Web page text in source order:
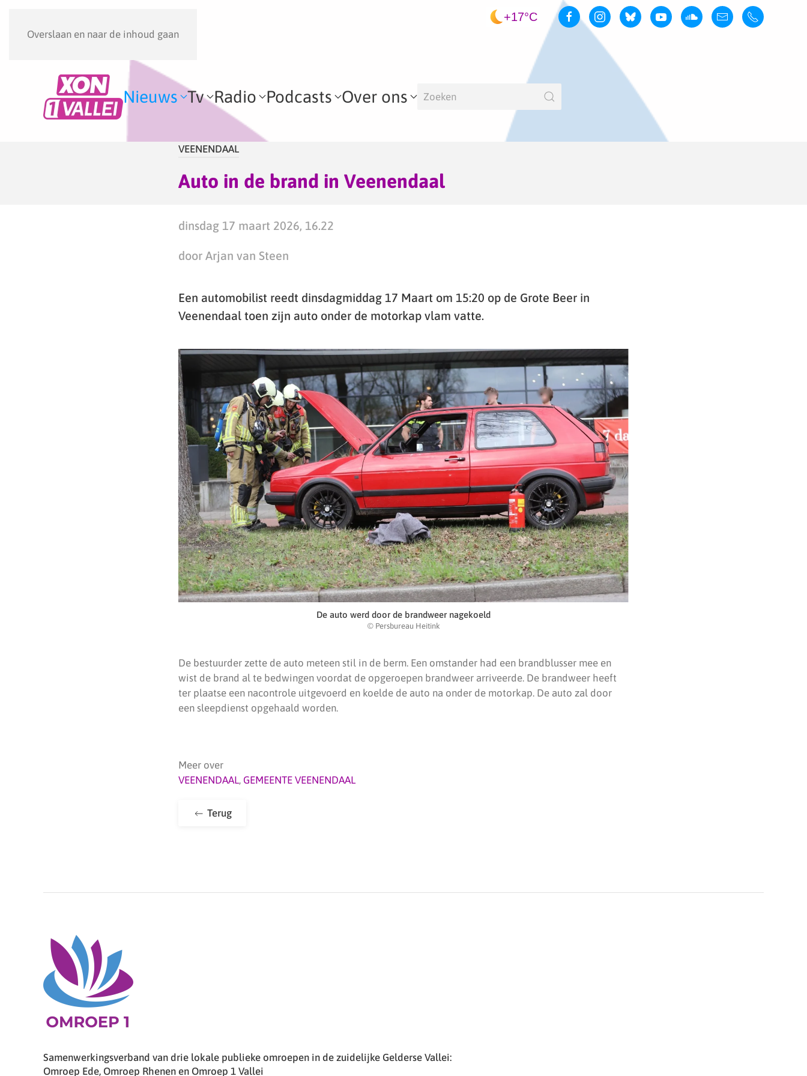
Overslaan en naar de inhoud gaan
+17°C
Nieuws Tv Radio Podcasts Over ons
VEENENDAAL
Auto in de brand in Veenendaal
dinsdag 17 maart 2026, 16.22
door Arjan van Steen
Een automobilist reedt dinsdagmiddag 17 Maart om 15:20 op de Grote Beer in
Veenendaal toen zijn auto onder de motorkap vlam vatte.
De auto werd door de brandweer nagekoeld
© Persbureau Heitink
De bestuurder zette de auto meteen stil in de berm. Een omstander had een brandblusser mee en
wist de brand al te bedwingen voordat de opgeroepen brandweer arriveerde. De brandweer heeft
ter plaatse een nacontrole uitgevoerd en koelde de auto na onder de motorkap. De auto zal door
een sleepdienst opgehaald worden.
Meer over
VEENENDAAL, GEMEENTE VEENENDAAL
Terug
Samenwerkingsverband van drie lokale publieke omroepen in de zuidelijke Gelderse Vallei:
Omroep Ede, Omroep Rhenen en Omroep 1 Vallei